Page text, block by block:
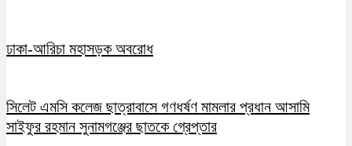
ঢাকা-আরিচা মহাসড়ক অবরোধ
সিলেট এমসি কলেজ ছাত্রাবাসে গণধর্ষণ মামলার প্রধান আসামি
সাইফুর রহমান সুনামগঞ্জের ছাতকে গ্রেপ্তার